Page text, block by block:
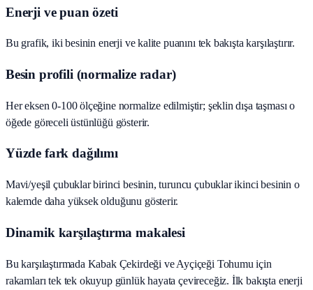
Enerji ve puan özeti
Bu grafik, iki besinin enerji ve kalite puanını tek bakışta karşılaştırır.
Besin profili (normalize radar)
Her eksen 0-100 ölçeğine normalize edilmiştir; şeklin dışa taşması o
öğede göreceli üstünlüğü gösterir.
Yüzde fark dağılımı
Mavi/yeşil çubuklar birinci besinin, turuncu çubuklar ikinci besinin o
kalemde daha yüksek olduğunu gösterir.
Dinamik karşılaştırma makalesi
Bu karşılaştırmada Kabak Çekirdeği ve Ayçiçeği Tohumu için
rakamları tek tek okuyup günlük hayata çevireceğiz. İlk bakışta enerji